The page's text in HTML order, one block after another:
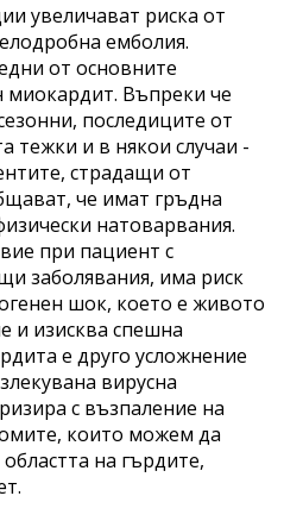
увеличават риска от
емболия.
от основните
миокардит. Въпреки че
последиците от
тежки и в някои случаи -
страдащи от
че имат гръдна
натоварвания.
при пациент с
заболявания, има риск
шок, което е живото
и изисква спешна
е друго усложнение
вирусна
с възпаление на
които можем да
на гърдите,